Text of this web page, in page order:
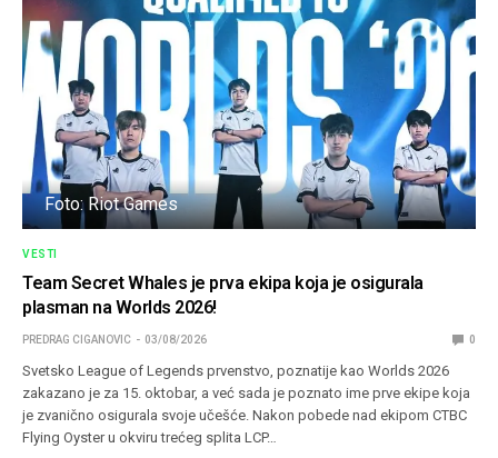
Foto: Riot Games
VESTI
Team Secret Whales je prva ekipa koja je osigurala
plasman na Worlds 2026!
PREDRAG CIGANOVIC 03/08/2026 0
Svetsko League of Legends prvenstvo, poznatije kao Worlds 2026
zakazano je za 15. oktobar, a već sada je poznato ime prve ekipe koja
je zvanično osigurala svoje učešće. Nakon pobede nad ekipom CTBC
Flying Oyster u okviru trećeg splita LCP…